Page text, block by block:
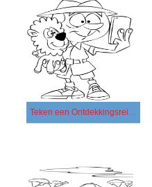
Teken een Ontdekkingsreiziger basis